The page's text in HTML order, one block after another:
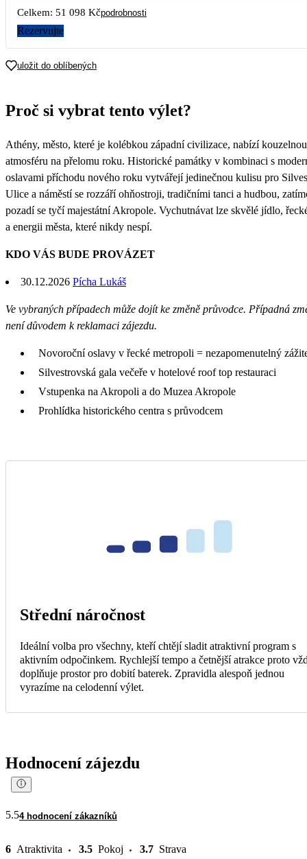
25 549
Celkem: 51 098 Kčpodrobnosti
Rezervujte
uložit do oblíbených
Proč si vybrat tento výlet?
Athény, město, které je kolébkou západní civilizace, nabízí kouzelnou
atmosféru na přelomu roku. Historické památky v kombinaci s
oslavami příchodu nového roku vytvářejí jedinečnou kulisu pro
Ulice a náměstí se rozzáří ohňostroji, tradičními tanci a hudbou,
pozadí se tyčí majestátní Akropole. Vychutnávat lze skvělé jídlo,
a energii města, které nikdy nespí.
KDO VÁS BUDE PROVÁZET
30.12.2026 Pícha Lukáš
Ve vybraných případech může dojít ke změně průvodce. Případná
není důvodem k reklamaci zájezdu.
Novoroční oslavy v řecké metropoli = nezapomenutelný
Silvestrovská gala večeře v hotelové roof top restauraci
Vstupenka na Akropoli a do Muzea Akropole
Prohlídka historického centra s průvodcem
Střední náročnost
Ideální volba pro všechny, kteří chtějí sladit atraktivní program s
aktivním odpočinkem. Rychlejší tempo a četnější atrakce proto
doplňuje prostor pro dobití baterek. Zpravidla alespoň jednou
vyrazíme na celodenní výlet.
Hodnocení zájezdu
5.54 hodnocení zákazníků
6 Atraktivita 3.5 Pokoj 3.7 Strava